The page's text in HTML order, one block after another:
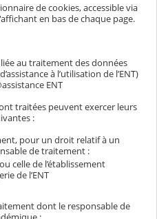
de cookies, accessible via
en bas de chaque page.
au traitement des données
à l’utilisation de l’ENT)
ENT
traitées peuvent exercer leurs
:
pour un droit relatif à un
de traitement :
celle de l’établissement
de l’ENT
dont le responsable de